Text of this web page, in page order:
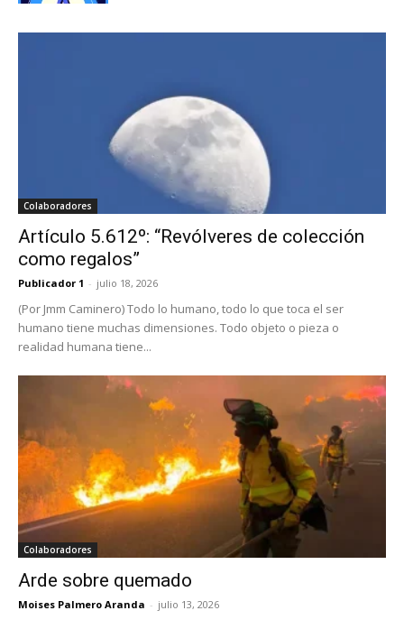
Colaboradores
Artículo 5.612º: “Revólveres de colección
como regalos”
Publicador 1 - julio 18, 2026
(Por Jmm Caminero) Todo lo humano, todo lo que toca el ser
humano tiene muchas dimensiones. Todo objeto o pieza o
realidad humana tiene...
Colaboradores
Arde sobre quemado
Moises Palmero Aranda - julio 13, 2026